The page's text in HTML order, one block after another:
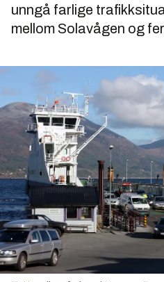
unngå farlige
mellom Solavågen og